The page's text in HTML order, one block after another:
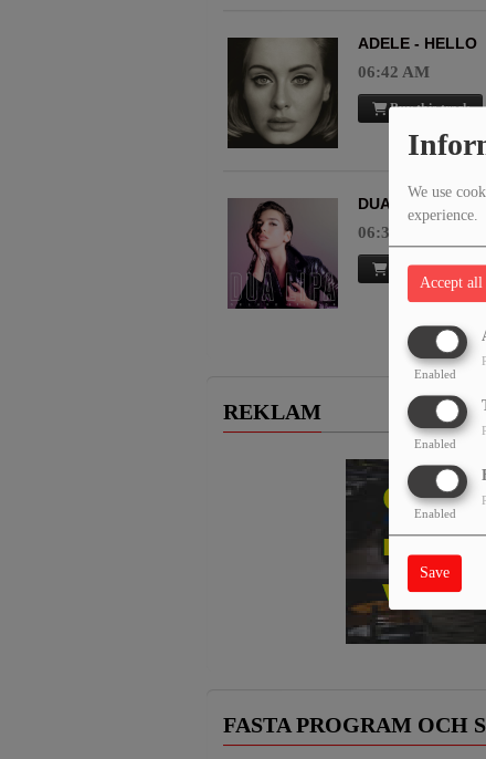
We use
experience.
Accept all
Enabled
Enabled
Enabled
Save
ADELE - HELLO
06:42 AM
Buy this track
DUA LIPA -
06:38 AM
Buy this track
REKLAM
FASTA PROGRAM OCH